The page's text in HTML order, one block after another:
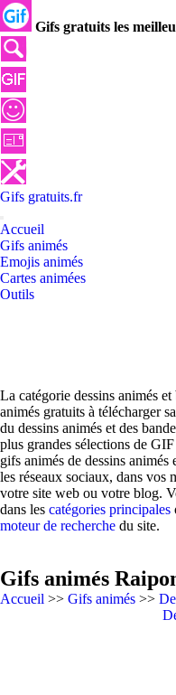
Gifs gratuits les
Gifs gratuits.fr
Accueil
Gifs animés
Emojis animés
Cartes animées
Outils
La catégorie dessins animés
animés gratuits à télécharger
du dessins animés et des
plus grandes sélections de
gifs animés de dessins animés
les réseaux sociaux, dans vos
votre site web ou votre blog.
dans les catégories principales
moteur de recherche du site.
Gifs animés
Accueil >> Gifs animés >>